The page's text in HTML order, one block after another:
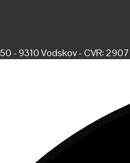
- 9310 Vodskov - CVR: